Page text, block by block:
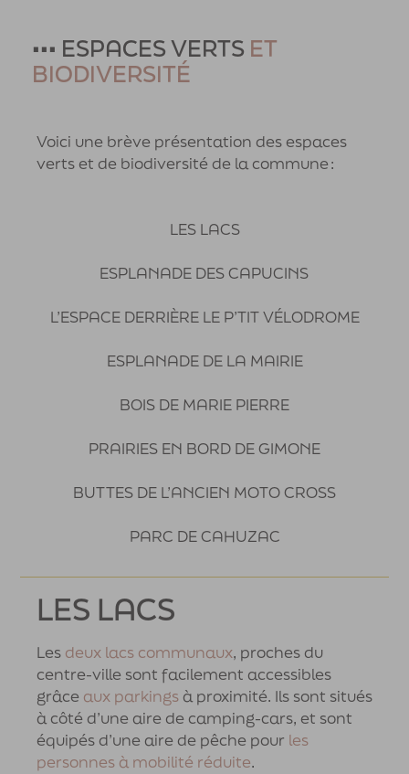
••• ESPACES VERTS ET
BIODIVERSITÉ
Voici une brève présentation des espaces
verts et de biodiversité de la commune :
LES LACS
ESPLANADE DES CAPUCINS
L’ESPACE DERRIÈRE LE P’TIT VÉLODROME
ESPLANADE DE LA MAIRIE
BOIS DE MARIE PIERRE
PRAIRIES EN BORD DE GIMONE
BUTTES DE L’ANCIEN MOTO CROSS
PARC DE CAHUZAC
LES LACS
Les deux lacs communaux, proches du
centre-ville sont facilement accessibles
grâce aux parkings à proximité. Ils sont situés
à côté d’une aire de camping-cars, et sont
équipés d’une aire de pêche pour les
personnes à mobilité réduite.